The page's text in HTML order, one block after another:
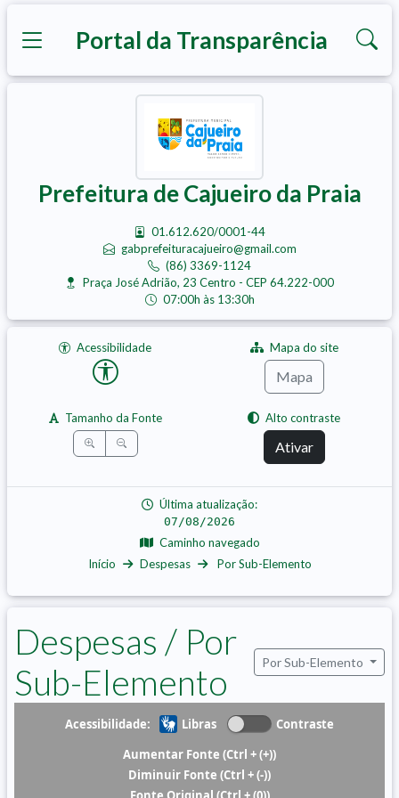
Portal da Transparência
Prefeitura de Cajueiro da Praia
01.612.620/0001-44
gabprefeituracajueiro@gmail.com
(86) 3369-1124
Praça José Adrião, 23 Centro - CEP 64.222-000
07:00h às 13:30h
Acessibilidade Mapa do site
Mapa
Tamanho da Fonte Alto contraste
Ativar
Última atualização:
07/08/2026
Caminho navegado
Início
Despesas Por Sub-Elemento
Despesas / Por
Sub-Elemento
Por Sub-Elemento